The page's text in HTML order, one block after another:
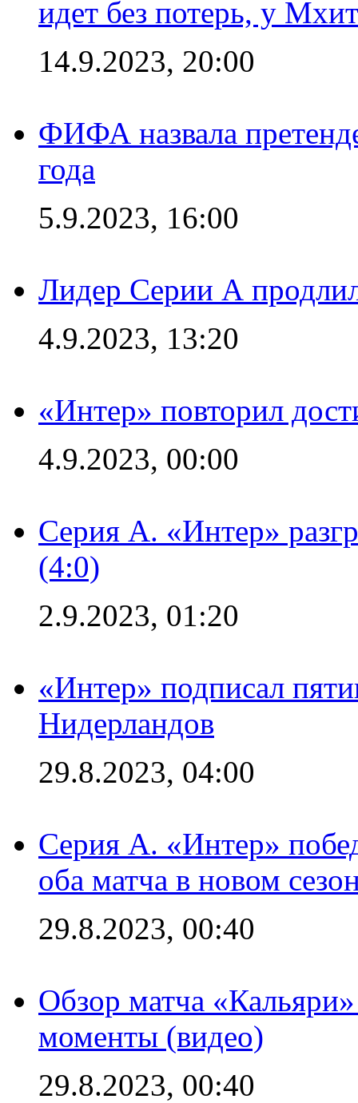
идет без потерь, у
14.9.2023, 20:00
ФИФА назвала
года
5.9.2023, 16:00
Лидер Серии А
4.9.2023, 13:20
«Интер» повторил
4.9.2023, 00:00
Серия А. «Интер»
(4:0)
2.9.2023, 01:20
«Интер» подписал
Нидерландов
29.8.2023, 04:00
Серия А. «Интер»
оба матча в новом
29.8.2023, 00:40
Обзор матча
моменты (видео)
29.8.2023, 00:40